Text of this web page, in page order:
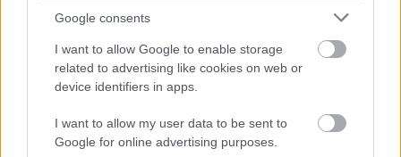
Google consents
I want to allow Google to enable storage
related to advertising like cookies on web or
device identifiers in apps.
I want to allow my user data to be sent to
Google for online advertising purposes.
Sándor Színház. A világjárvány próbára tette az